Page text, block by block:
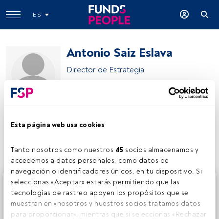
Esta página web usa cookies
Tanto nosotros como nuestros 45 socios almacenamos y
accedemos a datos personales, como datos de
navegación o identificadores únicos, en tu dispositivo. Si
seleccionas «Aceptar» estarás permitiendo que las
tecnologías de rastreo apoyen los propósitos que se
muestran en «nosotros y nuestros socios tratamos datos
para proporcionar», mientras que si seleccionas «Rechazar
ES
Antonio Saiz Eslava
Director de Estrategia
Compartir:
Este es un artículo exclusivo para los usuarios registrados
de FundsPeople. Si ya estás registrado, accede desde el
botón Login. Si aún no tienes cuenta, te invitamos a
registrarte y disfrutar de todo el universo que ofrece